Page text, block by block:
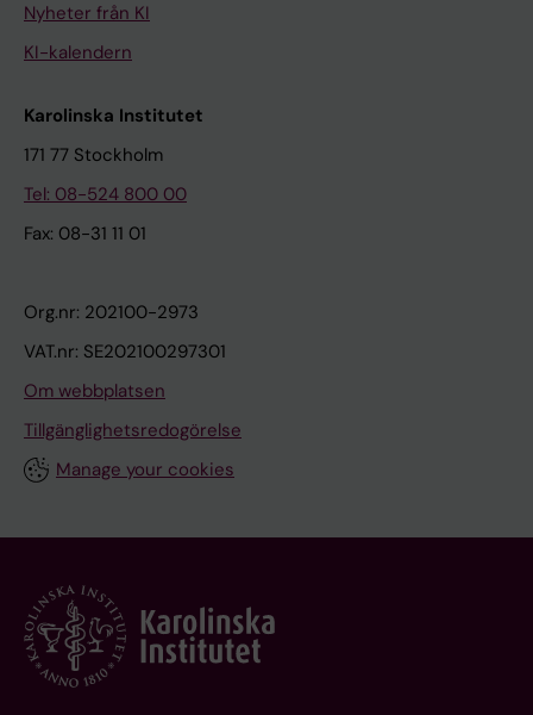
Nyheter från KI
KI-kalendern
Karolinska Institutet
171 77 Stockholm
Tel: 08-524 800 00
Fax: 08-31 11 01
Org.nr: 202100-2973
VAT.nr: SE202100297301
Om webbplatsen
Tillgänglighetsredogörelse
Manage your cookies